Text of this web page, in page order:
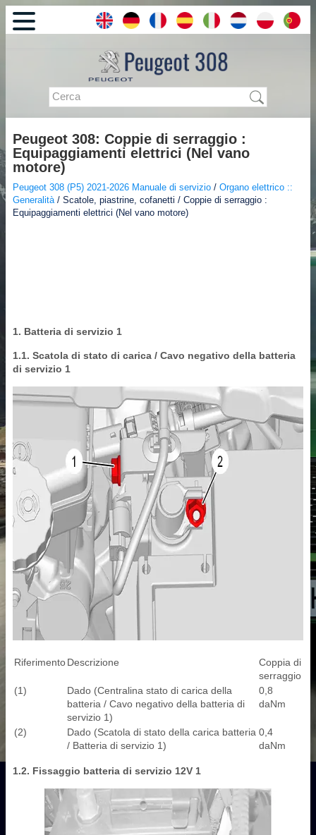
Peugeot 308: Coppie di serraggio :
Equipaggiamenti elettrici (Nel vano
motore)
Peugeot 308 (P5) 2021-2026 Manuale di servizio / Organo elettrico ::
Generalità / Scatole, piastrine, cofanetti / Coppie di serraggio :
Equipaggiamenti elettrici (Nel vano motore)
1. Batteria di servizio 1
1.1. Scatola di stato di carica / Cavo negativo della batteria
di servizio 1
RiferimentoDescrizione
Coppia di
serraggio
(1)
Dado (Centralina stato di carica della
batteria / Cavo negativo della batteria di
servizio 1)
0,8
daNm
(2)
Dado (Scatola di stato della carica batteria
/ Batteria di servizio 1)
0,4
daNm
1.2. Fissaggio batteria di servizio 12V 1